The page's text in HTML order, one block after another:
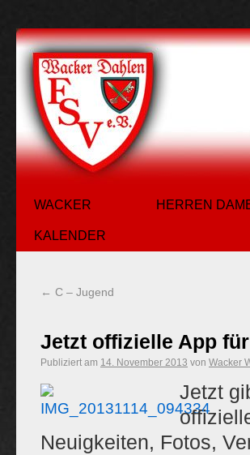
WACKER
KALENDER
HERREN
← C – Jugend
Jetzt offizielle App
Publiziert am 14. November 2013 von Wacker
Jetzt
Neuigkeiten, Fotos,